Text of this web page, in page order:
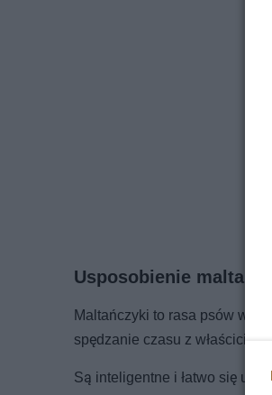
Usposobienie
Maltańczyki to rasa psów
spędzanie czasu z
Są inteligentne i łatwo się